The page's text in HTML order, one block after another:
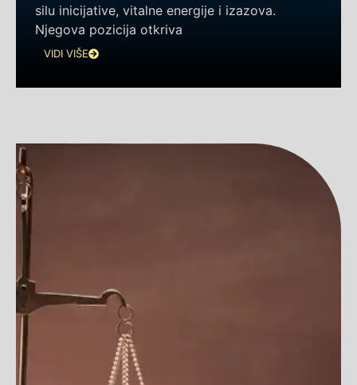
silu inicijative, vitalne energije i izazova.
Njegova pozicija otkriva
VIDI VIŠE